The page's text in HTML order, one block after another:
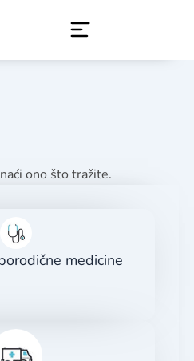
ono što tražite.
medicine